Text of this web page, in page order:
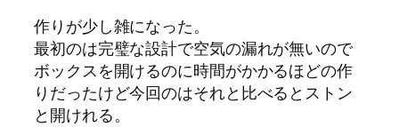
作りが少し雑になった。
最初のは完璧な設計で空気の漏れが無いので
ボックスを開けるのに時間がかかるほどの作
りだったけど今回のはそれと比べるとストン
と開けれる。